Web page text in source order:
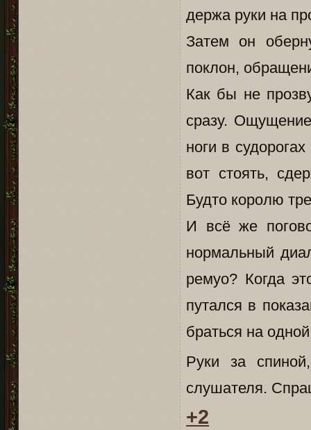
держа руки на
Затем он
поклон,
Как бы не
сразу.
ноги в
вот стоять,
Будто королю
И всё же
нормальный
ремуо? Когда
путался в
браться на
Руки за
слушателя.
+2